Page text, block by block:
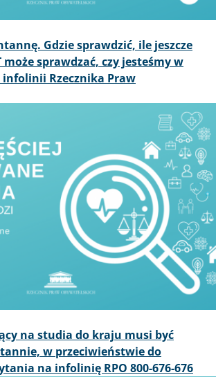
Gdzie sprawdzić, ile jeszcze
może sprawdzać, czy jesteśmy w
Rzecznika Praw
na studia do kraju musi być
w przeciwieństwie do
na infolinię RPO 800-676-676